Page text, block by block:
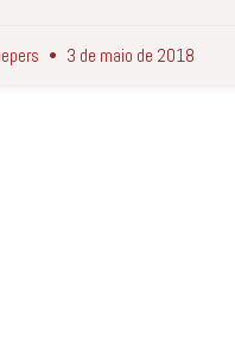
3 de maio de 2018